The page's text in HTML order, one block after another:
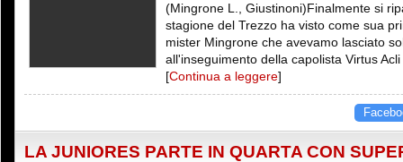
(Mingrone L., Giustinoni)Finalmente si
stagione del Trezzo ha visto come sua
mister Mingrone che avevamo lasciato
all'inseguimento della capolista Virtus
[Continua a leggere]
LA JUNIORES PARTE IN QUARTA CON